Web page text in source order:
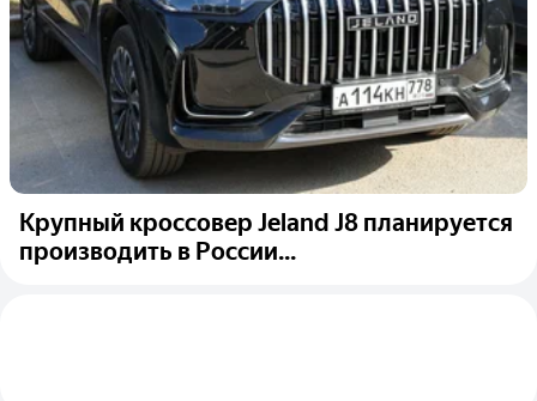
Крупный кроссовер Jeland J8 планируется
производить в России...